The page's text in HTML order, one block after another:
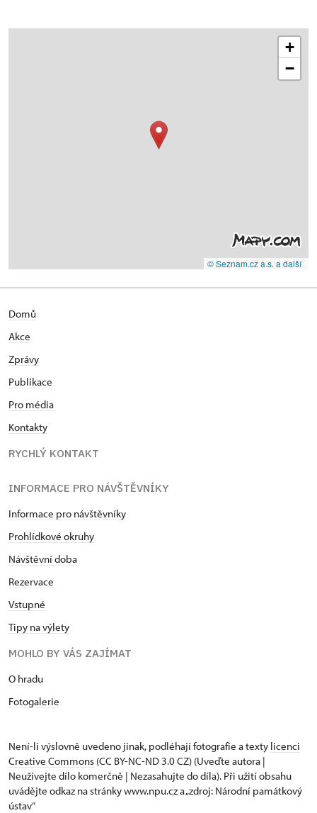
+
−
© Seznam.cz a.s. a další
Domů
Akce
Zprávy
Publikace
Pro média
Kontakty
RYCHLÝ KONTAKT
INFORMACE PRO NÁVŠTĚVNÍKY
Informace pro návštěvníky
Prohlídkové okruhy
Návštěvní doba
Rezervace
Vstupné
Tipy na výlety
MOHLO BY VÁS ZAJÍMAT
O hradu
Fotogalerie
Není-li výslovně uvedeno jinak, podléhají fotografie a texty licenci
Creative Commons (CC BY-NC-ND 3.0 CZ) (Uveďte autora |
Neužívejte dílo komerčně | Nezasahujte do díla). Při užití obsahu
uvádějte odkaz na stránky www.npu.cz a „zdroj: Národní památkový
ústav“